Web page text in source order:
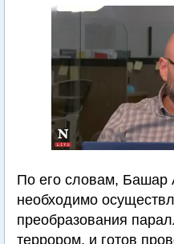
По его словам, Башар
необходимо
преобразования
террором, и готов